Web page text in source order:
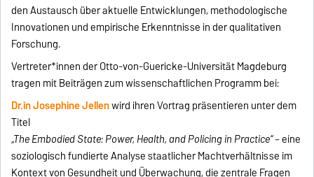
den Austausch über aktuelle Entwicklungen, methodologische
Innovationen und empirische Erkenntnisse in der qualitativen
Forschung.
Vertreter*innen der Otto-von-Guericke-Universität Magdeburg
tragen mit Beiträgen zum wissenschaftlichen Programm bei:
Dr.in Josephine Jellenwird ihren Vortrag präsentieren unter dem
Titel
„The Embodied State: Power, Health, and Policing in Practice“– eine
soziologisch fundierte Analyse staatlicher Machtverhältnisse im
Kontext von Gesundheit und Überwachung, die zentrale Fragen